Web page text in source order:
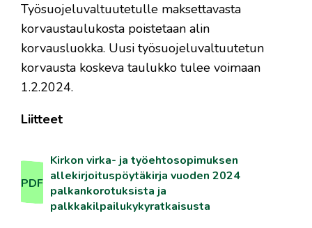
Työsuojeluvaltuutetulle maksettavasta
korvaustaulukosta poistetaan alin
korvausluokka. Uusi työsuojeluvaltuutetun
korvausta koskeva taulukko tulee voimaan
1.2.2024.
Liitteet
Kirkon virka- ja työehtosopimuksen
allekirjoituspöytäkirja vuoden 2024
palkankorotuksista ja
palkkakilpailukykyratkaisusta
PDF